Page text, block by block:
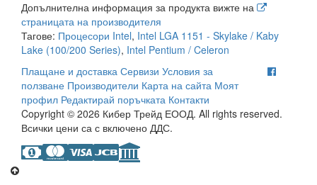
Допълнителна информация за продукта вижте на
страницата на производителя
Тагове: Процесори Intel, Intel LGA 1151 - Skylake / Kaby
Lake (100/200 Series), Intel Pentium / Celeron
Плащане и доставка Сервизи Условия за
ползване Производители Карта на сайта Моят
профил Редактирай поръчката Контакти
Copyright © 2026 Кибер Трейд ЕООД. All rights reserved.
Всички цени са с включено ДДС.